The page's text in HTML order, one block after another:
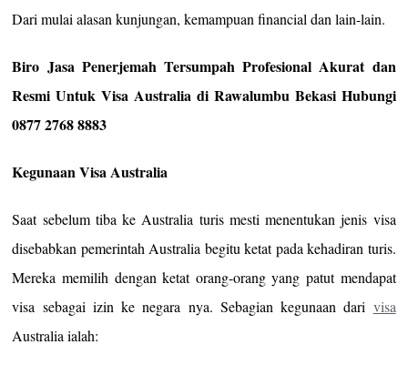
Dari mulai alasan kunjungan, kemampuan financial dan lain-lain.
Biro Jasa Penerjemah Tersumpah Profesional Akurat dan
Resmi Untuk Visa Australia di Rawalumbu Bekasi Hubungi
0877 2768 8883
Kegunaan Visa Australia
Saat sebelum tiba ke Australia turis mesti menentukan jenis visa
disebabkan pemerintah Australia begitu ketat pada kehadiran turis.
Mereka memilih dengan ketat orang-orang yang patut mendapat
visa sebagai izin ke negara nya. Sebagian kegunaan dari visa
Australia ialah: